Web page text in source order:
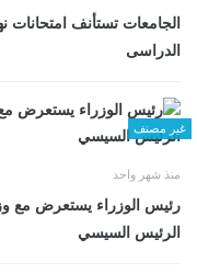
الجامعات تستأنف امتحانات
الدراسى
غير مصنف
منذ شهر واحد
رئيس الوزراء يستعرض مع
الرئيس السيسي